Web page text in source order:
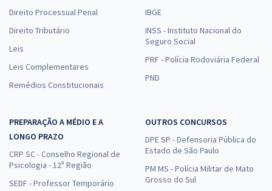
Direito Processual Penal
Direito Tributário
Leis
Leis Complementares
Remédios Constitucionais
IBGE
INSS - Instituto Nacional do
Seguro Social
PRF - Polícia Rodoviária Federal
PND
PREPARAÇÃO A MÉDIO E A
LONGO PRAZO
CRP SC - Conselho Regional de
Psicologia - 12ª Região
SEDF - Professor Temporário
OUTROS CONCURSOS
DPE SP - Defensoria Pública do
Estado de São Paulo
PM MS - Polícia Militar de Mato
Grosso do Sul